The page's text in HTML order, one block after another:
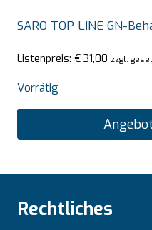
SARO TOP LINE GN-
Listenpreis: € 31,00 zzgl.
Vorrätig
Rechtliches